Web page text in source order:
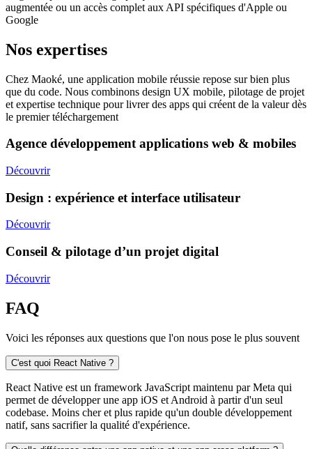
augmentée ou un accès complet aux API spécifiques d'Apple ou
Google
Nos expertises
Chez Maoké, une application mobile réussie repose sur bien plus
que du code. Nous combinons design UX mobile, pilotage de projet
et expertise technique pour livrer des apps qui créent de la valeur dès
le premier téléchargement
Agence développement applications web & mobiles
Découvrir
Design : expérience et interface utilisateur
Découvrir
Conseil & pilotage d’un projet digital
Découvrir
FAQ
Voici les réponses aux questions que l'on nous pose le plus souvent
C'est quoi React Native ?
React Native est un framework JavaScript maintenu par Meta qui
permet de développer une app iOS et Android à partir d'un seul
codebase. Moins cher et plus rapide qu'un double développement
natif, sans sacrifier la qualité d'expérience.